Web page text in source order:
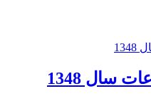
سال 1348